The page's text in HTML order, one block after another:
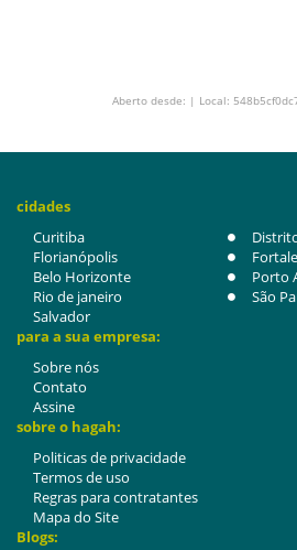
Aberto desde: | Local:
cidades
Curitiba
Florianópolis
Belo Horizonte
Porto
Rio de janeiro
São
Salvador
para a sua empresa:
Sobre nós
Contato
Assine
sobre o hagah:
Politicas de privacidade
Termos de uso
Regras para contratantes
Mapa do Site
Blogs: